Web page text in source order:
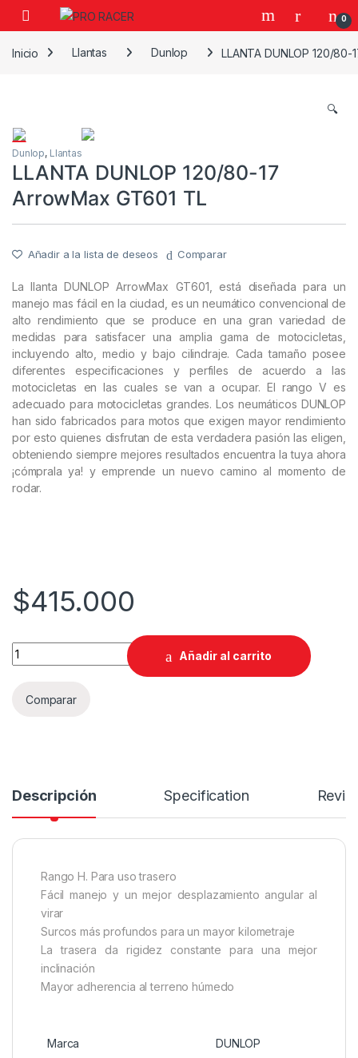
0
Inicio Llantas Dunlop LLANTA DUNLOP 120/
🔍
Dunlop, Llantas
LLANTA DUNLOP 120/80-17
ArrowMax GT601 TL
Añadir a la lista de deseos Comparar
La llanta DUNLOP ArrowMax GT601, está diseñada para un
manejo mas fácil en la ciudad, es un neumático convencional de
alto rendimiento que se produce en una gran variedad de
medidas para satisfacer una amplia gama de motocicletas,
incluyendo alto, medio y bajo cilindraje. Cada tamaño posee
diferentes especificaciones y perfiles de acuerdo a las
motocicletas en las cuales se van a ocupar. El rango V es
adecuado para motocicletas grandes. Los neumáticos DUNLOP
han sido fabricados para motos que exigen mayor rendimiento
por esto quienes disfrutan de esta verdadera pasión las eligen,
obteniendo siempre mejores resultados encuentra la tuya ahora
¡cómprala ya! y emprende un nuevo camino al momento de
rodar.
$415.000
LLANTA DUNLOP 120/80-17 ArrowMax GT601 TL quantity
Añadir al carrito
Comparar
Descripción Specification
Rango H. Para uso trasero
Fácil manejo y un mejor desplazamiento angular al
virar
Surcos más profundos para un mayor kilometraje
La trasera da rigidez constante para una mejor
inclinación
Mayor adherencia al terreno húmedo
Marca DUNLOP